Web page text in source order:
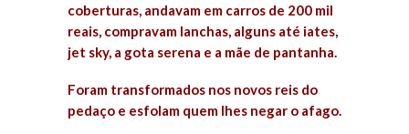
coberturas, andavam em carros de 200 mil
reais, compravam lanchas, alguns até iates,
jet sky, a gota serena e a mãe de pantanha.
Foram transformados nos novos reis do
pedaço e esfolam quem lhes negar o afago.